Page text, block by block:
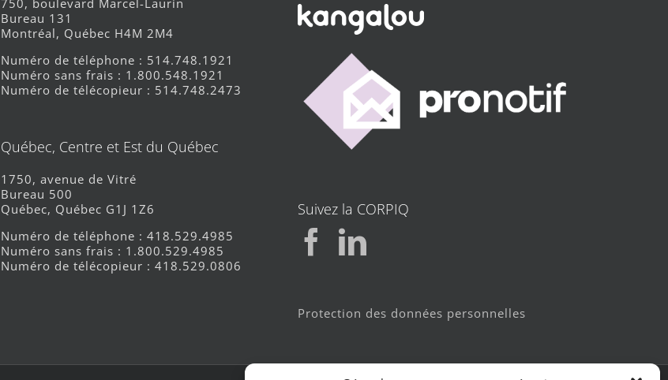
750, boulevard Marcel-Laurin
Bureau 131
Montréal, Québec H4M 2M4
Numéro de téléphone : 514.748.1921
Numéro sans frais : 1.800.548.1921
Numéro de télécopieur : 514.748.2473
Québec, Centre et Est du Québec
1750, avenue de Vitré
Bureau 500
Québec, Québec G1J 1Z6
Numéro de téléphone : 418.529.4985
Numéro sans frais : 1.800.529.4985
Numéro de télécopieur : 418.529.0806
Suivez la CORPIQ
Protection des données personnelles